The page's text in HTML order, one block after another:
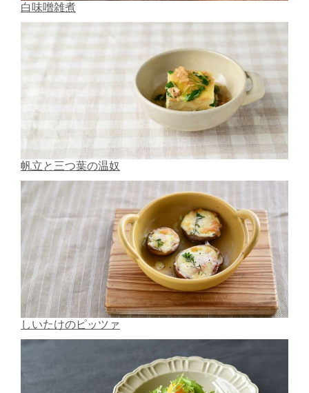
白味噌雑煮
帆立と三つ葉の温奴
しいたけのピッツァ